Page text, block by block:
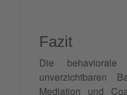
Fazit
Die
unverzichtbaren
Mediation und